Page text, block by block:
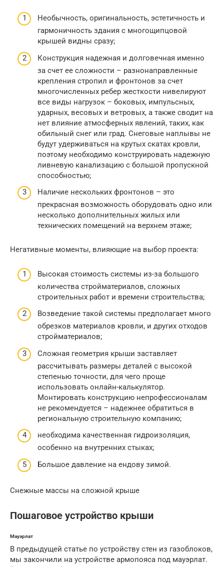
Необычность, оригинальность, эстетичность и
гармоничность здания с многощипцовой
крышей видны сразу;
Конструкция надежная и долговечная именно
за счет ее сложности – разнонаправленные
крепления стропил и фронтонов за счет
многочисленных ребер жесткости нивелируют
все виды нагрузок – боковых, импульсных,
ударных, весовых и ветровых, а также сводит на
нет влияние атмосферных явлений, таких, как
обильный снег или град. Снеговые наплывы не
будут удерживаться на крутых скатах кровли,
поэтому необходимо конструировать надежную
ливневую канализацию с большой пропускной
способностью;
Наличие нескольких фронтонов – это
прекрасная возможность оборудовать одно или
несколько дополнительных жилых или
технических помещений на верхнем этаже;
Негативные моменты, влияющие на выбор проекта:
Высокая стоимость системы из-за большого
количества стройматериалов, сложных
строительных работ и времени строительства;
Возведение такой системы предполагает много
обрезков материалов кровли, и других отходов
стройматериалов;
Сложная геометрия крыши заставляет
рассчитывать размеры деталей с высокой
степенью точности, для чего проще
использовать онлайн-калькулятор.
Монтировать конструкцию непрофессионалам
не рекомендуется – надежнее обратиться в
региональную строительную компанию;
необходима качественная гидроизоляция,
особенно на внутренних стыках;
Большое давление на ендову зимой.
Снежные массы на сложной крыше
Пошаговое устройство крыши
Мауэрлат
В предыдущей статье по устройству стен из газоблоков,
мы закончили на устройстве армопояса под мауэрлат.